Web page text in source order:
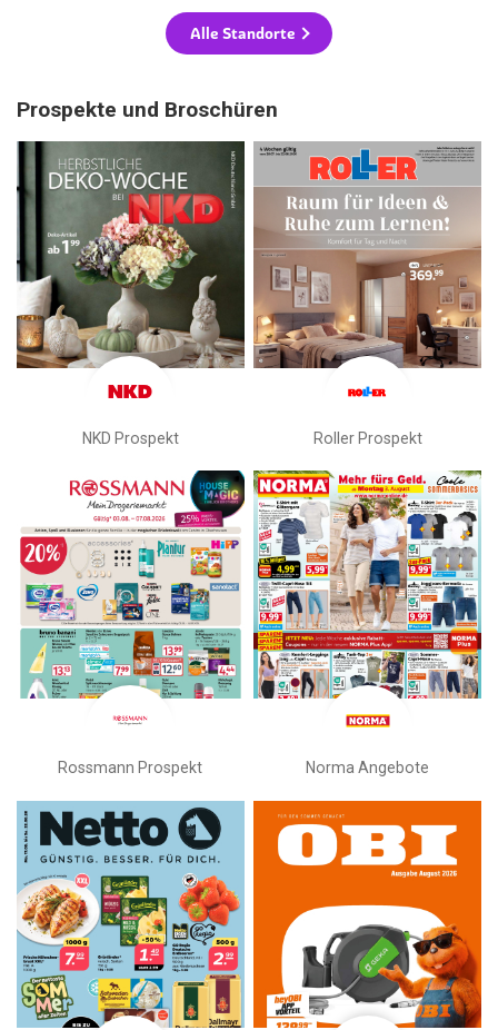
Alle Standorte
Prospekte und Broschüren
NKD Prospekt Roller Prospekt
Rossmann Prospekt Norma Angebote